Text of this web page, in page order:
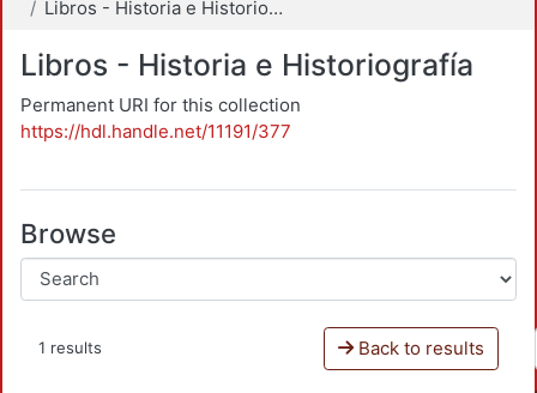
Libros - Historia e Historiografía
Libros - Historia e Historiografía
Permanent URI for this collection
https://hdl.handle.net/11191/377
Browse
1 results Back to results